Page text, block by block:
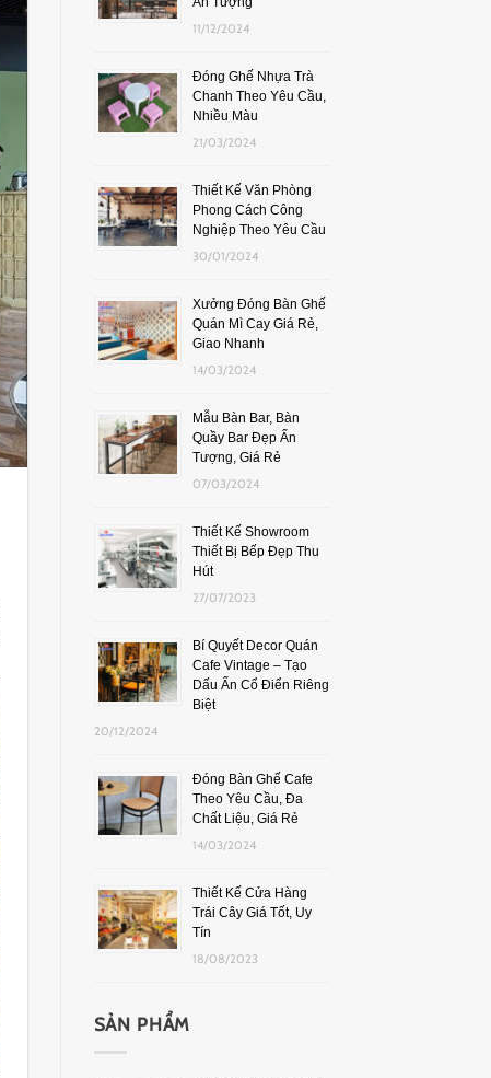
11/12/2024
Đóng Ghế Nhựa Trà
Chanh Theo Yêu Cầu,
Nhiều Màu
21/03/2024
Thiết Kế Văn Phòng
Phong Cách Công
Nghiệp Theo Yêu Cầu
30/01/2024
Xưởng Đóng Bàn Ghế
Quán Mì Cay Giá Rẻ,
Giao Nhanh
14/03/2024
Mẫu Bàn Bar, Bàn
Quầy Bar Đẹp Ấn
Tượng, Giá Rẻ
07/03/2024
Thiết Kế Showroom
Thiết Bị Bếp Đẹp Thu
Hút
27/07/2023
Bí Quyết Decor Quán
Cafe Vintage – Tạo
Dấu Ấn Cổ Điển Riêng
Biệt
20/12/2024
Đóng Bàn Ghế Cafe
Theo Yêu Cầu, Đa
Chất Liệu, Giá Rẻ
14/03/2024
Thiết Kế Cửa Hàng
Trái Cây Giá Tốt, Uy
Tín
18/08/2023
SẢN PHẨM